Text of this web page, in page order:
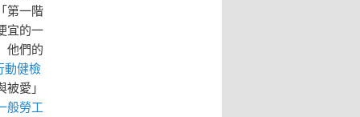
第一階
宜的一
他們的
動健檢
被愛」
般勞工